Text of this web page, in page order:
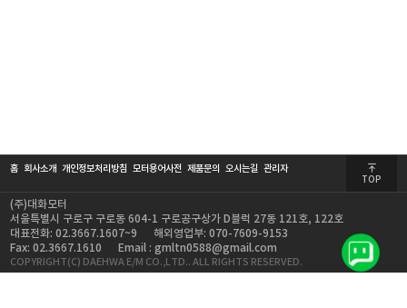
홈 회사소개 개인정보처리방침 모터용어사전 제품문의 오시는길
관리자
TOP
(주)대화모터
서울특별시 구로구 구로동 604-1 구로공구상가 D블럭 27동 121호, 122호
대표전화: 02.3667.1607~9
해외영업부: 070-7609-9153
Fax: 02.3667.1610
Email : gmltn0588@gmail.com
COPYRIGHT(C) DAEHWA E/M CO.,LTD.. ALL RIGHTS RESERVED.